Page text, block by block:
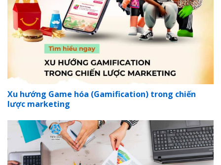
Xu hướng Game hóa (Gamification) trong chiến
lược marketing